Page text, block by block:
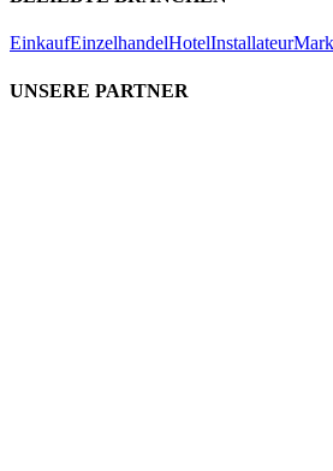
EinkaufEinzelhandelHotelInstallateur
UNSERE PARTNER